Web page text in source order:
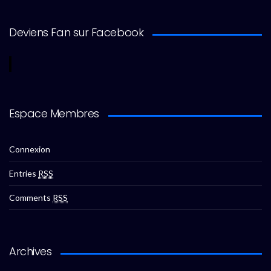
Deviens Fan sur Facebook
Espace Membres
Connexion
Entries RSS
Comments RSS
Archives